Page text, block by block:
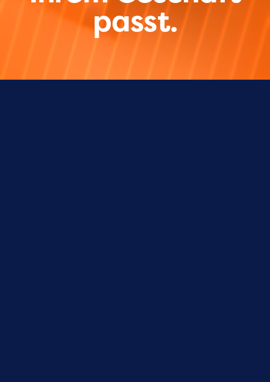
passt.